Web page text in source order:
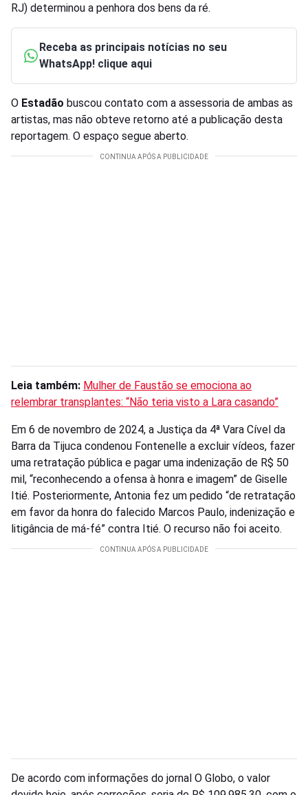
RJ) determinou a penhora dos bens da ré.
Receba as principais notícias no seu
WhatsApp! clique aqui
O Estadão buscou contato com a assessoria de ambas as
artistas, mas não obteve retorno até a publicação desta
reportagem. O espaço segue aberto.
Leia também: Mulher de Faustão se emociona ao
relembrar transplantes: “Não teria visto a Lara casando”
Em 6 de novembro de 2024, a Justiça da 4ª Vara Cível da
Barra da Tijuca condenou Fontenelle a excluir vídeos, fazer
uma retratação pública e pagar uma indenização de R$ 50
mil, “reconhecendo a ofensa à honra e imagem” de Giselle
Itié. Posteriormente, Antonia fez um pedido “de retratação
em favor da honra do falecido Marcos Paulo, indenização e
litigância de má-fé” contra Itié. O recurso não foi aceito.
De acordo com informações do jornal O Globo, o valor